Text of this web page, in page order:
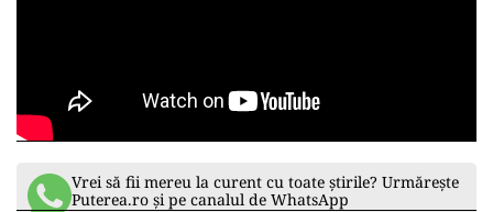
Vrei să fii mereu la curent cu toate știrile? Urmărește
Puterea.ro și pe canalul de WhatsApp